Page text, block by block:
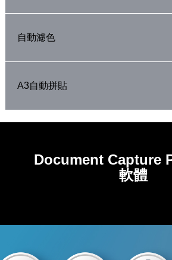
用需求一鍵搞定
*對應模式依照機型略有不同
文字加強
自動濾色
自動濾色
A3自動拼貼
Document Capture
軟體